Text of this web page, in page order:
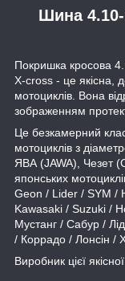
Шина 4.10-
Покришка кросова
X-cross - це якісна,
мотоциклів. Вона
зображенням
Це безкамерний
мотоциклів з
ЯВА (JAWA), Чезет
японських
Geon / Lider / SYM /
Kawasaki / Suzuki /
Мустанг / Сабур /
/ Коррадо / Лонсін /
Виробник цієї